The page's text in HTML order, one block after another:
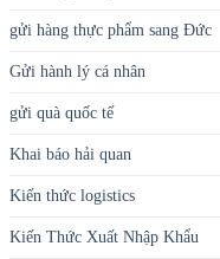
gửi hàng thực phẩm sang Đức
Gửi hành lý cá nhân
gửi quà quốc tế
Khai báo hải quan
Kiến thức logistics
Kiến Thức Xuất Nhập Khẩu